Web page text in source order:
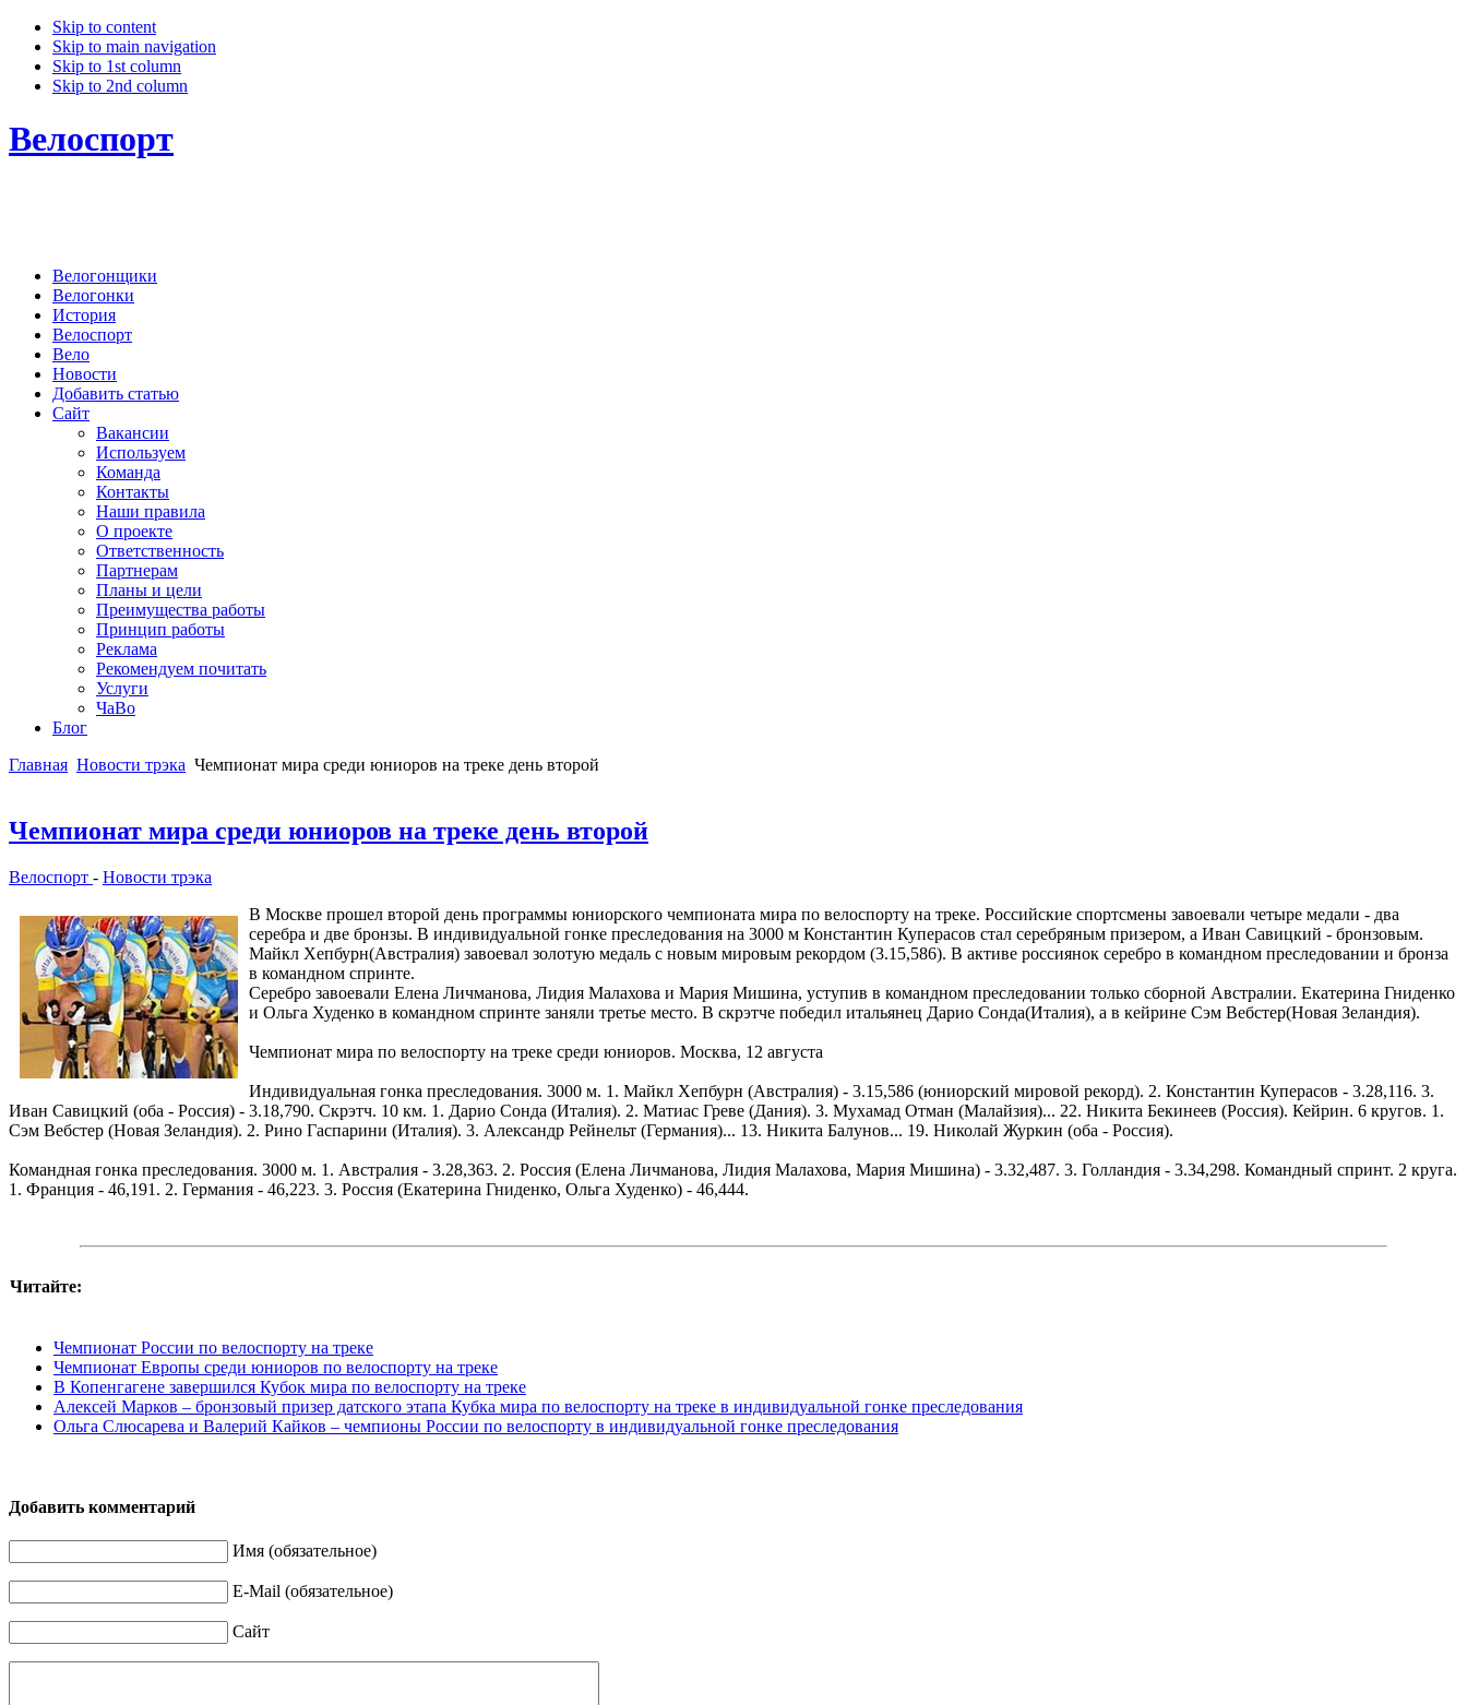
Skip to content
Skip to main navigation
Skip to 1st column
Skip to 2nd column
Велоспорт
Велогонщики
Велогонки
История
Велоспорт
Вело
Новости
Добавить статью
Сайт
Вакансии
Используем
Команда
Контакты
Наши правила
О проекте
Ответственность
Партнерам
Планы и цели
Преимущества работы
Принцип работы
Реклама
Рекомендуем почитать
Услуги
ЧаВо
Блог
Главная Новости трэка Чемпионат мира среди юниоров на треке день второй
Чемпионат мира среди юниоров на треке день второй
Велоспорт - Новости трэка
В Москве прошел второй день программы юниорского чемпионата мира по велоспорту на треке. Российские спортсмены завоевали четыре медали - два
серебра и две бронзы. В индивидуальной гонке преследования на 3000 м Константин Куперасов стал серебряным призером, а Иван Савицкий - бронзовым.
Майкл Хепбурн(Австралия) завоевал золотую медаль с новым мировым рекордом (3.15,586). В активе россиянок серебро в командном преследовании и бронза
в командном спринте.
Серебро завоевали Елена Личманова, Лидия Малахова и Мария Мишина, уступив в командном преследовании только сборной Австралии. Екатерина Гниденко
и Ольга Худенко в командном спринте заняли третье место. В скрэтче победил итальянец Дарио Сонда(Италия), а в кейрине Сэм Вебстер(Новая Зеландия).
Чемпионат мира по велоспорту на треке среди юниоров. Москва, 12 августа
Индивидуальная гонка преследования. 3000 м. 1. Майкл Хепбурн (Австралия) - 3.15,586 (юниорский мировой рекорд). 2. Константин Куперасов - 3.28,116. 3.
Иван Савицкий (оба - Россия) - 3.18,790. Скрэтч. 10 км. 1. Дарио Сонда (Италия). 2. Матиас Греве (Дания). 3. Мухамад Отман (Малайзия)... 22. Никита Бекинеев (Россия). Кейрин. 6 кругов. 1.
Сэм Вебстер (Новая Зеландия). 2. Рино Гаспарини (Италия). 3. Александр Рейнельт (Германия)... 13. Никита Балунов... 19. Николай Журкин (оба - Россия).
Командная гонка преследования. 3000 м. 1. Австралия - 3.28,363. 2. Россия (Елена Личманова, Лидия Малахова, Мария Мишина) - 3.32,487. 3. Голландия - 3.34,298. Командный спринт. 2 круга.
1. Франция - 46,191. 2. Германия - 46,223. 3. Россия (Екатерина Гниденко, Ольга Худенко) - 46,444.
Читайте:
Чемпионат России по велоспорту на треке
Чемпионат Европы среди юниоров по велоспорту на треке
В Копенгагене завершился Кубок мира по велоспорту на треке
Алексей Марков – бронзовый призер датского этапа Кубка мира по велоспорту на треке в индивидуальной гонке преследования
Ольга Слюсарева и Валерий Кайков – чемпионы России по велоспорту в индивидуальной гонке преследования
Добавить комментарий
Имя (обязательное)
E-Mail (обязательное)
Сайт